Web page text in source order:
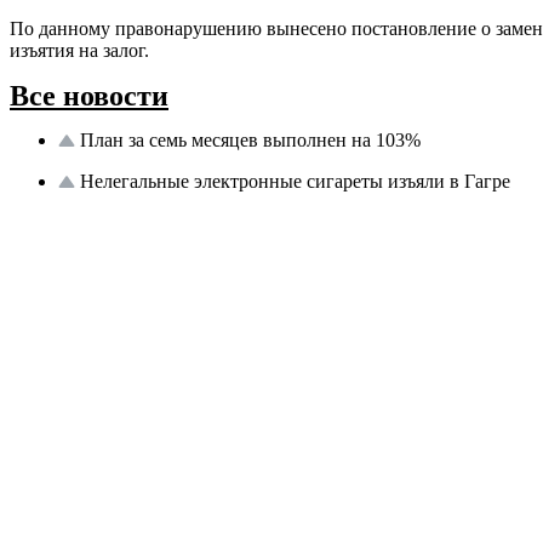
По данному правонарушению вынесено постановление о
изъятия на залог.
Все новости
План за семь месяцев выполнен на 103%
Нелегальные электронные сигареты изъяли в Гагре